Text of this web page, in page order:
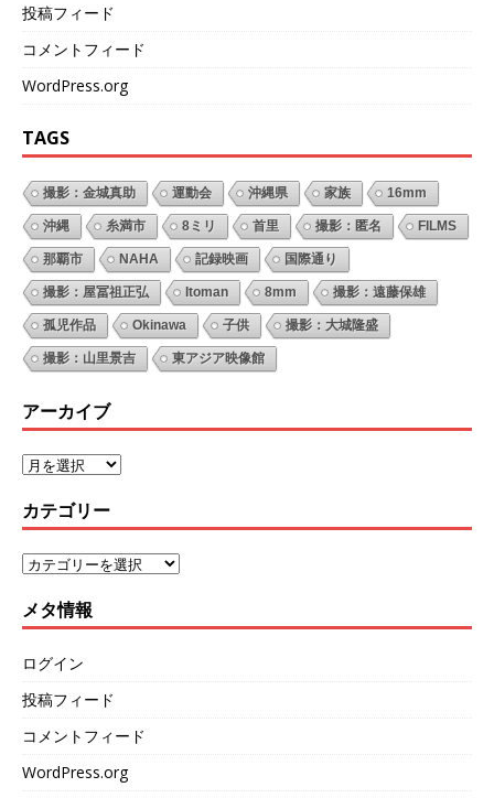
投稿フィード
コメントフィード
WordPress.org
TAGS
撮影：金城真助 運動会 沖縄県 家族 16mm
沖縄 糸満市 8ミリ 首里 撮影：匿名 FILMS
那覇市 NAHA 記録映画 国際通り
撮影：屋冨祖正弘 Itoman 8mm 撮影：遠藤保雄
孤児作品 Okinawa 子供 撮影：大城隆盛
撮影：山里景吉 東アジア映像館
アーカイブ
カテゴリー
メタ情報
ログイン
投稿フィード
コメントフィード
WordPress.org